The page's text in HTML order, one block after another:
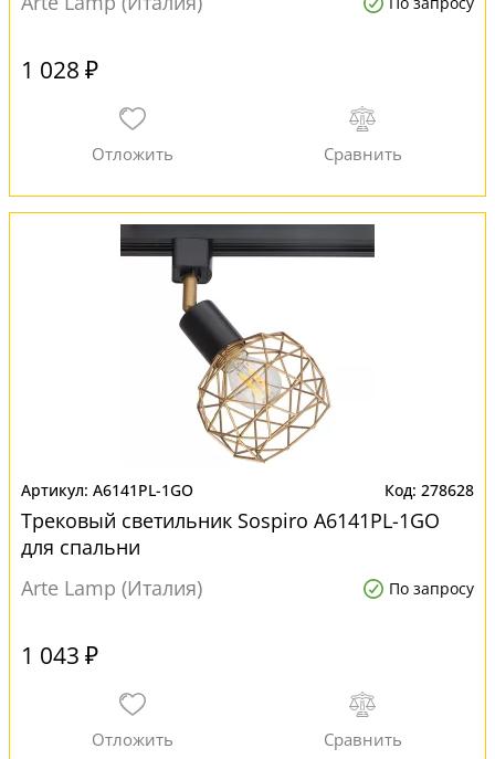
1 028 ₽
A6141PL-1GO 278628
Трековый светильник Sospiro A6141PL-1GO
для спальни
Arte Lamp (Италия)
По запросу
1 043 ₽